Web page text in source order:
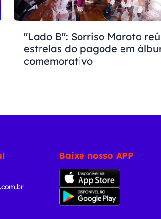
"Lado B": Sorriso Maroto
estrelas do pagode em
comemorativo
Baixe nosso APP